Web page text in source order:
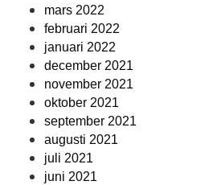
mars 2022
februari 2022
januari 2022
december 2021
november 2021
oktober 2021
september 2021
augusti 2021
juli 2021
juni 2021